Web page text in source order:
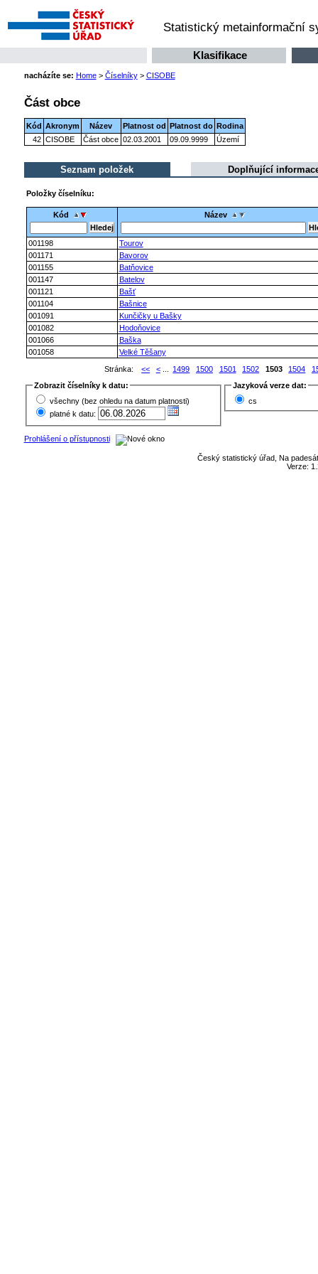
Statistický metainformační
Klasifikace
nacházíte se: Home> Číselníky> CISOBE
Část obce
Kód Akronym Název Platnost od Platnost do Rodina
42 CISOBE Část obce 02.03.2001 09.09.9999 Území
Seznam položek Doplňující
Položky číselníku:
Kód Název
001198
Tourov
001171
Bavorov
001155
Batňovice
001147
Batelov
001121
Bašť
001104
Bašnice
001091
Kunčičky u Bašky
001082
Hodoňovice
001066
Baška
001058
Velké Těšany
Stránka:
<< <... 1499 1500 1501 1502 1503 1504
Zobrazit číselníky k datu:
všechny (bez ohledu na datum platnosti)
platné k datu:
Jazyková verze dat:
cs
Prohlášení o přístupnosti
Český statistický úřad, Na
Verze: